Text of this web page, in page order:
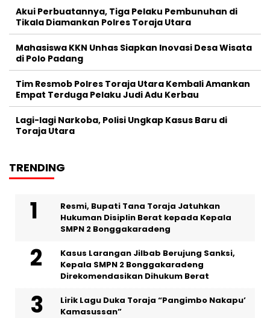
Akui Perbuatannya, Tiga Pelaku Pembunuhan di
Tikala Diamankan Polres Toraja Utara
Mahasiswa KKN Unhas Siapkan Inovasi Desa Wisata
di Polo Padang
Tim Resmob Polres Toraja Utara Kembali Amankan
Empat Terduga Pelaku Judi Adu Kerbau
Lagi-lagi Narkoba, Polisi Ungkap Kasus Baru di
Toraja Utara
TRENDING
Resmi, Bupati Tana Toraja Jatuhkan
Hukuman Disiplin Berat kepada Kepala
SMPN 2 Bonggakaradeng
Kasus Larangan Jilbab Berujung Sanksi,
Kepala SMPN 2 Bonggakaradeng
Direkomendasikan Dihukum Berat
Lirik Lagu Duka Toraja “Pangimbo Nakapu’
Kamasussan”